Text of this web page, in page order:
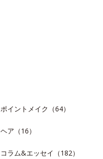
ポイントメイク（64）
ヘア（16）
コラム&エッセイ（182）